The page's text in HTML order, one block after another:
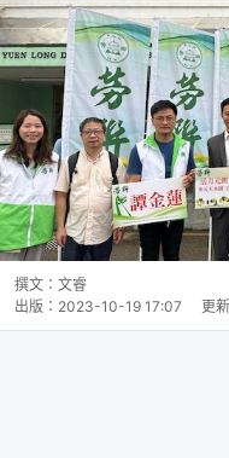
撰文： 文睿
出版： 2023-10-19 17:07 更新